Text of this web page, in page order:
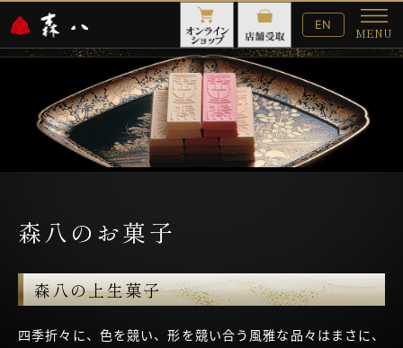
English
Website
EN
MENU
メ
ニ
森八のお菓子
森八の上生菓子
四季折々に、色を競い、形を競い合う風雅な品々はまさに、